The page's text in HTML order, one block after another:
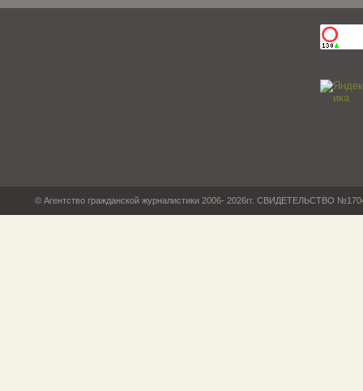
© Агентство гражданской журналистики 2006- 2026гг. СВИДЕТЕЛЬСТВО